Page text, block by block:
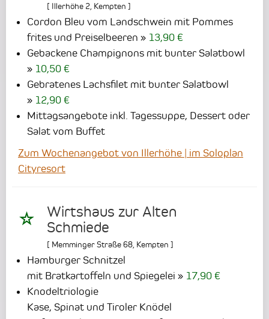
[ Illerhöhe 2 Kempten ]
Cordon Bleu vom Landschwein mit Pommes
frites und Preiselbeeren
13,90 €
Gebackene Champignons mit bunter Salatbowl
10,50 €
Gebratenes Lachsfilet mit bunter Salatbowl
12,90 €
Mittagsangebote inkl. Tagessuppe, Dessert oder
Salat vom Buffet
Zum Wochenangebot von Illerhöhe | im Soloplan
Cityresort
Wirtshaus zur Alten
Schmiede
[ Memminger Straße 68 Kempten ]
Hamburger Schnitzel
mit Bratkartoffeln und Spiegelei
17,90 €
Knodeltriologie
Kase, Spinat und Tiroler Knödel